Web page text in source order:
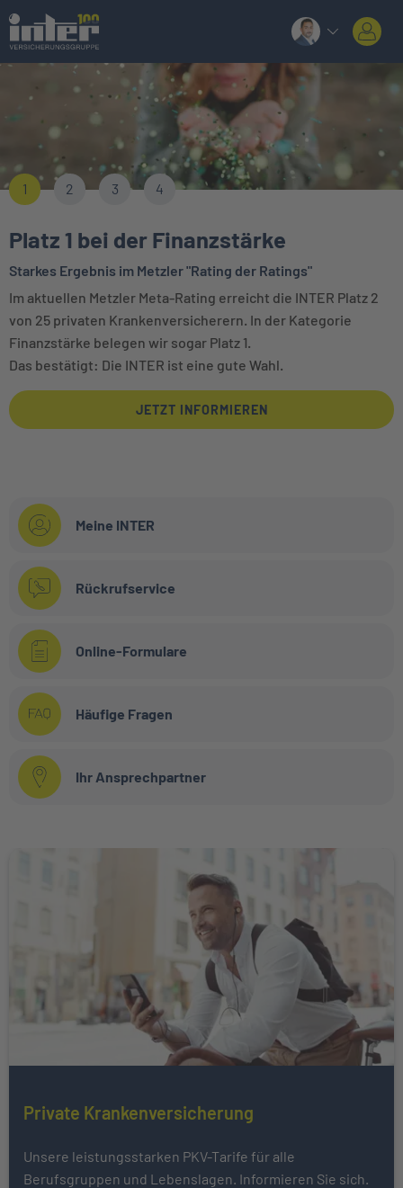
1 2 3 4
Platz 1 bei der Finanzstärke
Starkes Ergebnis im Metzler "Rating der Ratings"
Im aktuellen Metzler Meta-Rating erreicht die INTER Platz 2
von 25 privaten Krankenversicherern. In der Kategorie
Finanzstärke belegen wir sogar Platz 1.
Das bestätigt: Die INTER ist eine gute Wahl.
JETZT INFORMIEREN
Meine INTER
Rückrufservice
Online-Formulare
Häufige Fragen
Ihr Ansprechpartner
Private Krankenversicherung
Unsere leistungsstarken PKV-Tarife für alle
Berufsgruppen und Lebenslagen. Informieren Sie sich.